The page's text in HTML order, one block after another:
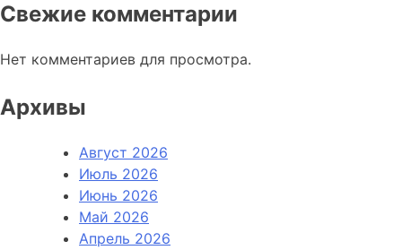
Свежие комментарии
Нет комментариев для просмотра.
Архивы
Август 2026
Июль 2026
Июнь 2026
Май 2026
Апрель 2026